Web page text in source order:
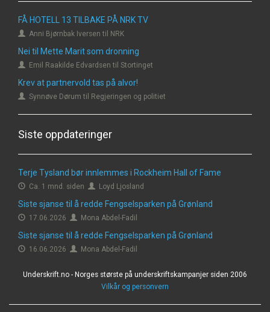
FÅ HOTELL 13 TILBAKE PÅ NRK TV
Anni Bjørnbak Iversen til NRK
Nei til Mette Marit som dronning
Emil Raakilde Edvardsen til Stortinget
Krev at partnervold tas på alvor!
Synnøve Dørum til Regjeringen og politiet
Siste oppdateringer
Terje Tysland bør innlemmes i Rockheim Hall of Fame
Ca. 1 mnd. siden Loyd Ljosland
Siste sjanse til å redde Fengselsparken på Grønland
17.06.2026 Mona Abdel-Fadil
Siste sjanse til å redde Fengselsparken på Grønland
16.06.2026 Mona Abdel-Fadil
Underskrift.no - Norges største på underskriftskampanjer siden 2006
Vilkår og personvern